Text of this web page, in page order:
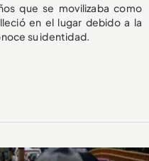
que se movilizaba como
en el lugar debido a la
su identidad.